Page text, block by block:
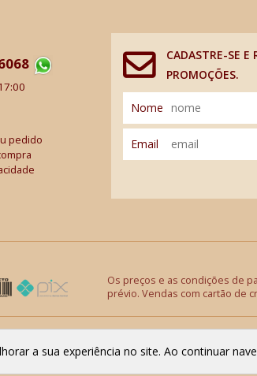
pedido
CADASTRE-SE E
PROMOÇÕES.
Nome
Email
Os preços e as condições de
prévio. Vendas com cartão de
a sua experiência no site. Ao continuar